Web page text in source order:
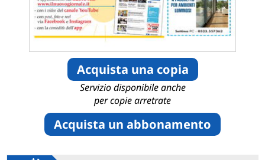
Acquista una copia
Servizio disponibile anche
per copie arretrate
Acquista un abbonamento